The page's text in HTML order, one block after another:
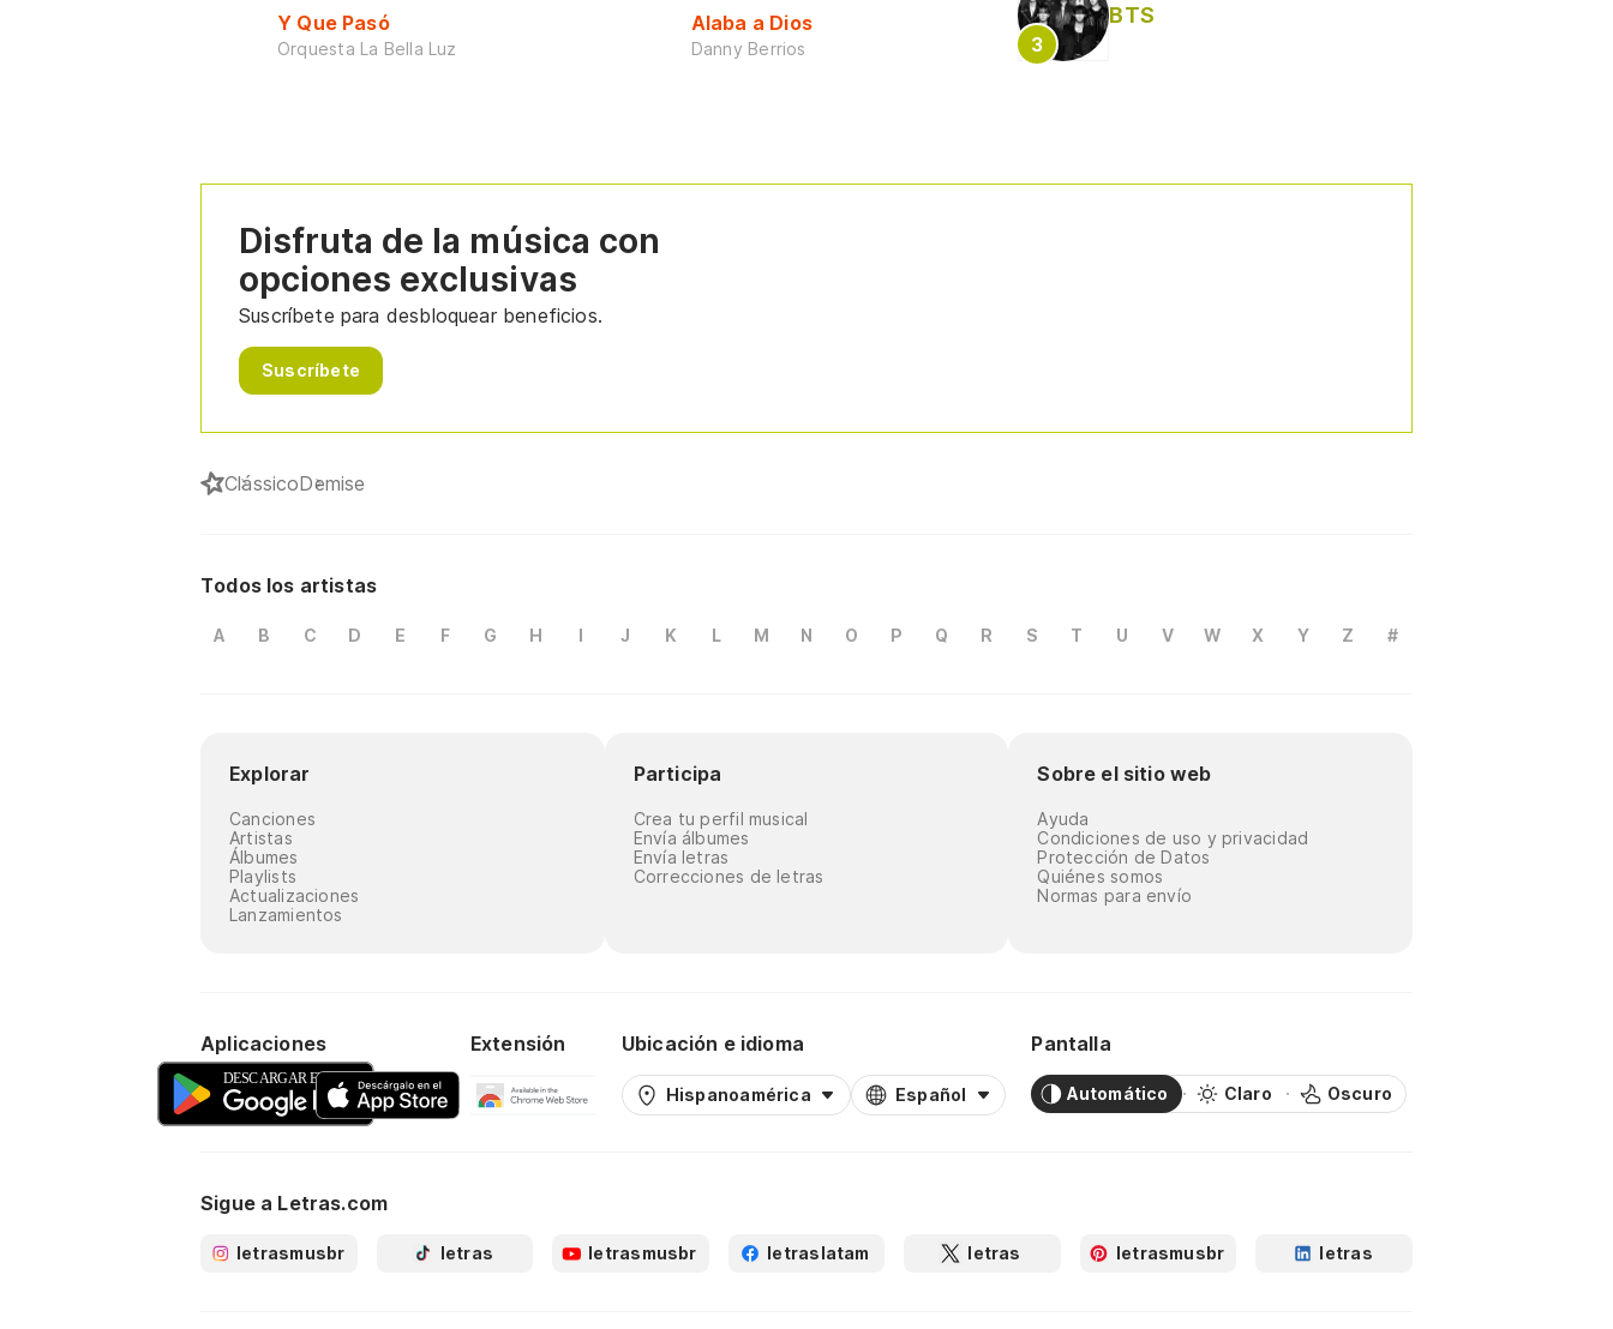
Y Que Pasó
Orquesta La Bella Luz
Alaba a Dios
Danny Berrios
BTS
Disfruta de la música con
opciones exclusivas
Suscríbete para desbloquear beneficios.
Suscríbete
ClássicoDemise
Todos los artistas
A B C D E F G H I J K L M N O P Q R S T U V W X Y Z #
Explorar
Canciones
Artistas
Álbumes
Playlists
Actualizaciones
Lanzamientos
Participa
Crea tu perfil musical
Envía álbumes
Envía letras
Correcciones de letras
Sobre el sitio web
Ayuda
Condiciones de uso y privacidad
Protección de Datos
Quiénes somos
Normas para envío
Aplicaciones Extensión Ubicación e idioma
Hispanoamérica Español
Pantalla
Automático Claro Oscuro
Sigue a Letras.com
letrasmusbr letras letrasmusbr letraslatam letras letrasmusbr letras